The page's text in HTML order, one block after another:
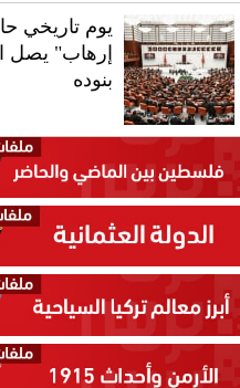
يوم تاريخي
إرهاب" يصل
بنوده